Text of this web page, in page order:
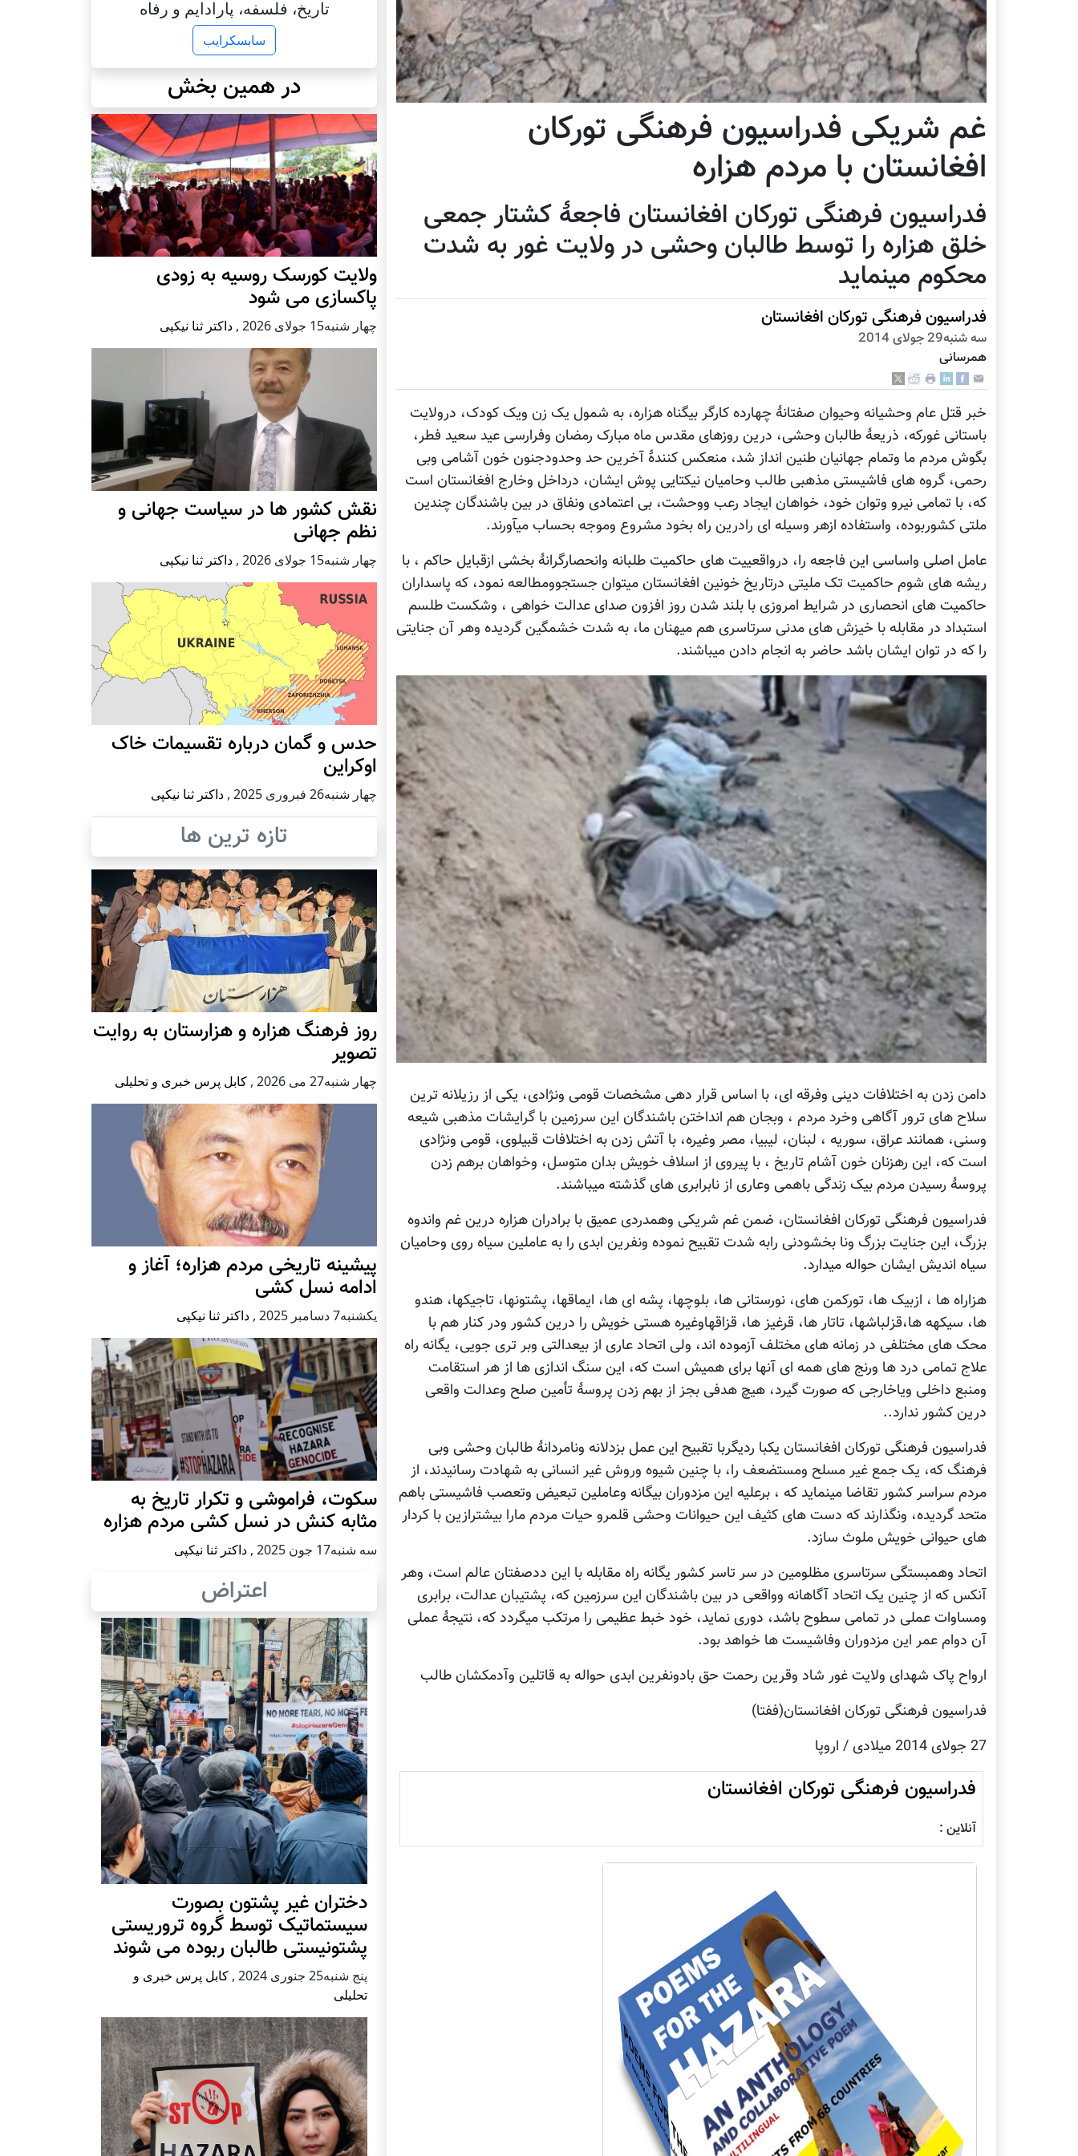
غم شریکی فدراسیون فرهنگی تورکان
افغانستان با مردم هزاره
فدراسیون فرهنگی تورکان افغانستان فاجعۀ کشتار جمعی
خلق هزاره را توسط طالبان وحشی در ولایت غور به شدت
محکوم مینماید
فدراسیون فرهنگی تورکان افغانستان
سه شنبه29 جولای 2014
همرسانی
خبر قتل عام وحشیانه وحیوان صفتانۀ چهارده کارگر بیگناه هزاره، به شمول یک زن ویک کودک، درولایت
باستانی غورکه، ذریعۀ طالبان وحشی، درین روزهای مقدس ماه مبارک رمضان وفرارسی عید سعید فطر،
بگوش مردم ما وتمام جهانیان طنین انداز شد، منعکس کنندۀ آخرین حد وحدودجنون خون آشامی وبی
رحمی، گروه های فاشیستی مذهبی طالب وحامیان نیکتایی پوش ایشان، درداخل وخارج افغانستان است
که، با تمامی نیرو وتوان خود، خواهان ایجاد رعب ووحشت، بی اعتمادی ونفاق در بین باشندگان چندین
ملتی کشوربوده، واستفاده ازهر وسیله ای رادرین راه بخود مشروع وموجه بحساب میآورند.
عامل اصلی واساسی این فاجعه را، درواقعییت های حاکمیت طلبانه وانحصارگرانۀ بخشی ازقبایل حاکم ، با
ریشه های شوم حاکمیت تک ملیتی درتاریخ خونین افغانستان میتوان جستجوومطالعه نمود، که پاسداران
حاکمیت های انحصاری در شرایط امروزی با بلند شدن روز افزون صدای عدالت خواهی ، وشکست طلسم
استبداد در مقابله با خیزش های مدنی سرتاسری هم میهنان ما، به شدت خشمگین گردیده وهر آن جنایتی
را که در توان ایشان باشد حاضر به انجام دادن میباشند.
دامن زدن به اختلافات دینی وفرقه ای، با اساس قرار دهی مشخصات قومی ونژادی، یکی از رزیلانه ترین
سلاح های ترور آگاهی وخرد مردم ، وبجان هم انداختن باشندگان این سرزمین با گرایشات مذهبی شیعه
وسنی، همانند عراق، سوریه ، لبنان، لیبیا، مصر وغیره، با آتش زدن به اختلافات قبیلوی، قومی ونژادی
است که، این رهزنان خون آشام تاریخ ، با پیروی از اسلاف خویش بدان متوسل، وخواهان برهم زدن
پروسۀ رسیدن مردم بیک زندگی باهمی وعاری از نابرابری های گذشته میباشند.
فدراسیون فرهنگی تورکان افغانستان، ضمن غم شریکی وهمدردی عمیق با برادران هزاره درین غم واندوه
بزرگ، این جنایت بزرگ ونا بخشودنی رابه شدت تقبیح نموده ونفرین ابدی را به عاملین سیاه روی وحامیان
سیاه اندیش ایشان حواله میدارد.
هزاراه ها ، ازبیک ها، تورکمن های، نورستانی ها، بلوچها، پشه ای ها، ایماقها، پشتونها، تاجیکها، هندو
ها، سیکهه ها،قزلباشها، تاتار ها، قرغیز ها، قزاقهاوغیره هستی خویش را درین کشور ودر کنار هم با
محک های مختلفی در زمانه های مختلف آزموده اند، ولی اتحاد عاری از بیعدالتی وبر تری جویی، یگانه راه
علاج تمامی درد ها ورنج های همه ای آنها برای همیش است که، این سنگ اندازی ها از هر استقامت
ومنبع داخلی ویاخارجی که صورت گیرد، هیچ هدفی بجز از بهم زدن پروسۀ تأمین صلح وعدالت واقعی
درین کشور ندارد..
فدراسیون فرهنگی تورکان افغانستان یکبا ردیگربا تقبیح این عمل بزدلانه ونامردانۀ طالبان وحشی وبی
فرهنگ که، یک جمع غیر مسلح ومستضعف را، با چنین شیوه وروش غیر انسانی به شهادت رسانیدند، از
مردم سراسر کشور تقاضا مینماید که ، برعلیه این مزدوران بیگانه وعاملین تبعیض وتعصب فاشیستی باهم
متحد گردیده، ونگذارند که دست های کثیف این حیوانات وحشی قلمرو حیات مردم مارا بیشترازین با کردار
های حیوانی خویش ملوث سازد.
اتحاد وهمبستگی سرتاسری مظلومین در سر تاسر کشور یگانه راه مقابله با این ددصفتان عالم است، وهر
آنکس که از چنین یک اتحاد آگاهانه وواقعی در بین باشندگان این سرزمین که، پشتیبان عدالت، برابری
ومساوات عملی در تمامی سطوح باشد، دوری نماید، خود خبط عظیمی را مرتکب میگردد که، نتیجۀ عملی
آن دوام عمر این مزدوران وفاشیست ها خواهد بود.
ارواح پاک شهدای ولایت غور شاد وقرین رحمت حق بادونفرین ابدی حواله به قاتلین وآدمکشان طالب
فدراسیون فرهنگی تورکان افغانستان(ففتا)
27 جولای 2014 میلادی / اروپا
فدراسیون فرهنگی تورکان افغانستان
آنلاین :
تاریخ، فلسفه، پارادایم و رفاه
سابسکرایب
در همین بخش
ولایت کورسک روسیه به زودی
پاکسازی می شود
چهار شنبه15 جولای 2026 , داکتر ثنا نیکپی
نقش کشور ها در سیاست جهانی و
نظم جهانی
چهار شنبه15 جولای 2026 , داکتر ثنا نیکپی
حدس و گمان درباره تقسیمات خاک
اوکراین
چهار شنبه26 فبروری 2025 , داکتر ثنا نیکپی
تازه ترین ها
روز فرهنگ هزاره و هزارستان به روایت
تصویر
چهار شنبه27 می 2026 , کابل پرس خبری و تحلیلی
پيشينه تاريخی مردم هزاره؛ آغاز و
ادامه نسل کشی
يكشنبه7 دسامبر 2025 , داکتر ثنا نیکپی
سکوت، فراموشی و تکرار تاريخ به
مثابه کنش در نسل کشی مردم هزاره
سه شنبه17 جون 2025 , داکتر ثنا نیکپی
اعتراض
دختران غیر پشتون بصورت
سیستماتیک توسط گروه تروریستی
پشتونیستی طالبان ربوده می شوند
پنج شنبه25 جنوری 2024 , کابل پرس خبری و
تحلیلی